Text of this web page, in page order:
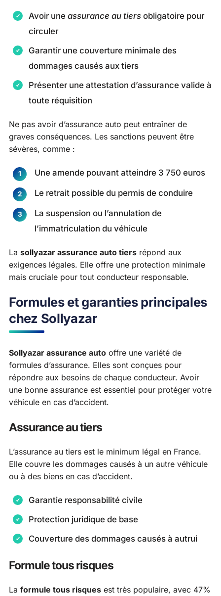
Avoir une assurance au tiers obligatoire pour
circuler
Garantir une couverture minimale des
dommages causés aux tiers
Présenter une attestation d’assurance valide à
toute réquisition
Ne pas avoir d’assurance auto peut entraîner de
graves conséquences. Les sanctions peuvent être
sévères, comme :
Une amende pouvant atteindre 3 750 euros
Le retrait possible du permis de conduire
La suspension ou l’annulation de
l’immatriculation du véhicule
La sollyazar assurance auto tiers répond aux
exigences légales. Elle offre une protection minimale
mais cruciale pour tout conducteur responsable.
Formules et garanties principales
chez Sollyazar
Sollyazar assurance auto offre une variété de
formules d’assurance. Elles sont conçues pour
répondre aux besoins de chaque conducteur. Avoir
une bonne assurance est essentiel pour protéger votre
véhicule en cas d’accident.
Assurance au tiers
L’assurance au tiers est le minimum légal en France.
Elle couvre les dommages causés à un autre véhicule
ou à des biens en cas d’accident.
Garantie responsabilité civile
Protection juridique de base
Couverture des dommages causés à autrui
Formule tous risques
La formule tous risques est très populaire, avec 47%